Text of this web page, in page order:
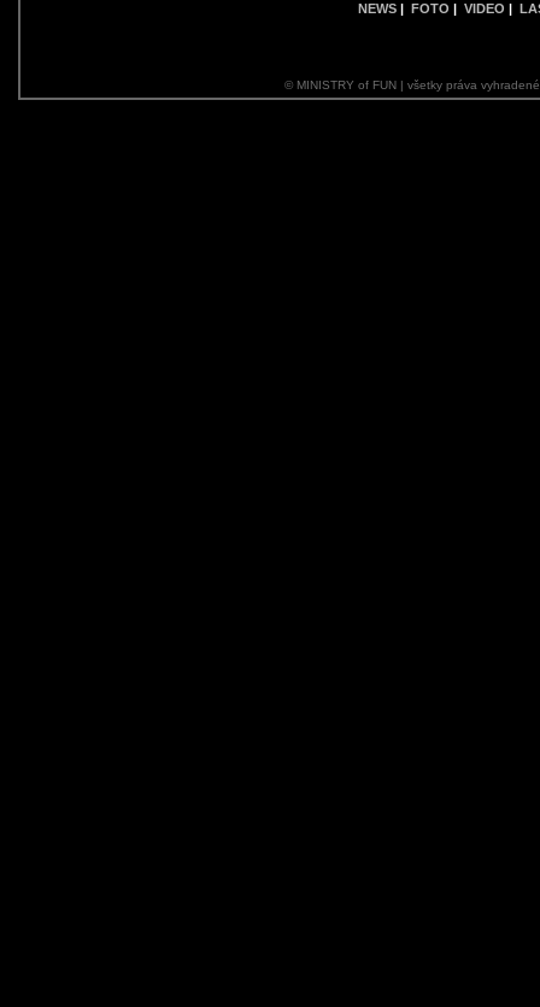
NEWS | FOTO | VIDEO |
© MINISTRY of FUN | všetky práva